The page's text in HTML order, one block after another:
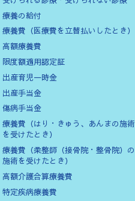
療養の給付
療養費（医療費を立替払いしたとき）
高額療養費
限度額適用認定証
出産育児一時金
出産手当金
傷病手当金
療養費（はり・きゅう、あんまの施術
を受けたとき）
療養費（柔整師（接骨院・整骨院）の
施術を受けたとき）
高額介護合算療養費
特定疾病療養費